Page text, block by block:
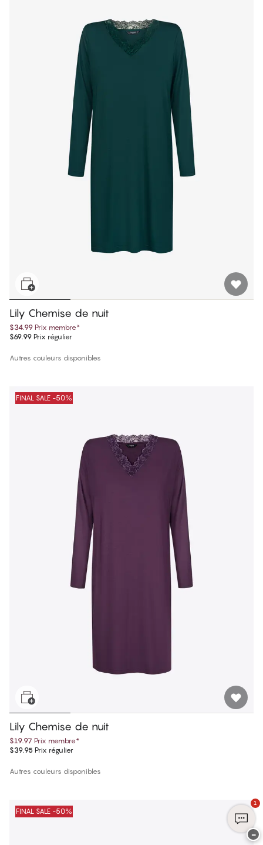
Lily Chemise de nuit
$34.99 Prix membre*
$69.99 Prix régulier
Autres couleurs disponibles
FINAL SALE -50%
Lily Chemise de nuit
$19.97 Prix membre*
$39.95 Prix régulier
Autres couleurs disponibles
FINAL SALE -50%
1
−